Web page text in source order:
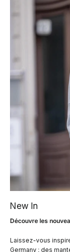
New In
Découvre les
Laissez-vous
Germany : des